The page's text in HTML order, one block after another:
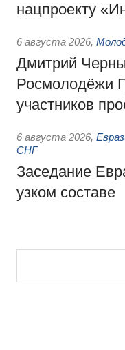
нацпроекту
6 августа 2026,
Дмитрий
Росмолодёжи
участников
6 августа 2026,
СНГ
Заседание
узком составе